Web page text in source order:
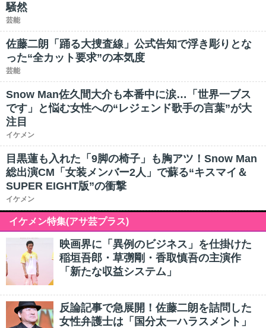
騒然
芸能
佐藤二朗「踊る大捜査線」公式告知で浮き彫りとな
った“全カット要求”の本気度
芸能
Snow Man佐久間大介も本番中に涙…「世界一ブス
です」と悩む女性への“レジェンド歌手の言葉”が大
注目
イケメン
目黒蓮も入れた「9脚の椅子」も胸アツ！Snow Man
総出演CM「女装メンバー2人」で蘇る“キスマイ＆
SUPER EIGHT版”の衝撃
イケメン
イケメン特集(アサ芸プラス)
映画界に「異例のビジネス」を仕掛けた
稲垣吾郎・草彅剛・香取慎吾の主演作
「新たな収益システム」
反論記事で急展開！佐藤二朗を詰問した
女性弁護士は「国分太一ハラスメント」